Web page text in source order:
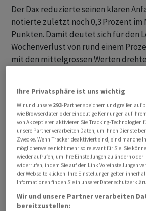
Der Dax reduzierte seinen klaren
notierte zuletzt noch 0,3 Prozent im
Punkten. Damit deutet sich für den
Wochenverlust von rund einem
mit den mittelgrossen Werten
EuroStoxx 50 verlor 0,6 Prozent.
Grund für die moderate Erholung
aktuell etwas von ihrem
zurückgekommen sind. Rohöl der
zur Lieferung im Juni war zunächst
Dollar gestiegen. Das war der
Jahr 2022. Zuletzt wurde Brent
122 Dollar gehandelt.
Ihre Privatsphäre ist uns wichtig
Wir und unsere 293-Partner speichern und greifen auf
wie Browserdaten oder eindeutige Kennungen auf
von Akzeptieren aktivieren Sie Tracking-Technologien
unsere Partner verarbeiten Daten, um Ihnen Dienste
Zwecke. Wenn Tracker deaktiviert sind, sind manche
möglicherweise nicht mehr so relevant für Sie. Sie
wieder aufrufen, um Ihre Einstellungen zu ändern oder
widerrufen, indem Sie auf den Link Voreinstellungen
der Webseite klicken. Ihre Einstellungen gelten
Informationen finden Sie in unserer
Wir und unsere Partner verarbeiten
bereitzustellen: